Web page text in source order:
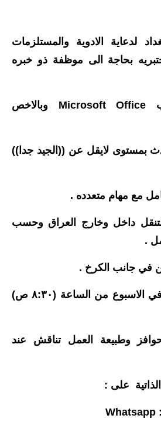
لدعاية الادوية والمستلزمات
بحاجة الى موظفة ذو خبره
١) برامج الحاسوب Microsoft Office وبالاخص
بمستوى لايقل عن ((الجيد جدا))
التنقل داخل وخارج العراق وحسب
.
* علما الدوام ٦ ايام في الاسبوع من الساعة (٨:٣٠ ص)
وطبيعة العمل تناقش عند
على :
Whatsapp